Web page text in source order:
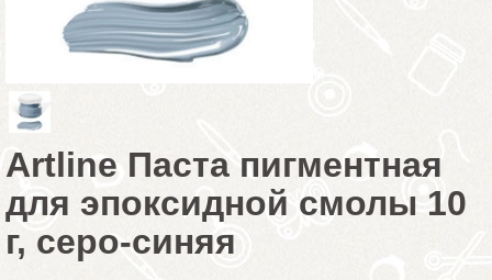
Artline Паста пигментная
для эпоксидной смолы 10
г, серо-синяя